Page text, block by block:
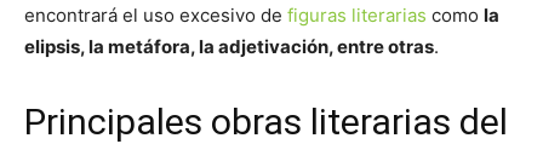
encontrará el uso excesivo de figuras literarias como la
elipsis, la metáfora, la adjetivación, entre otras.
Principales obras literarias del